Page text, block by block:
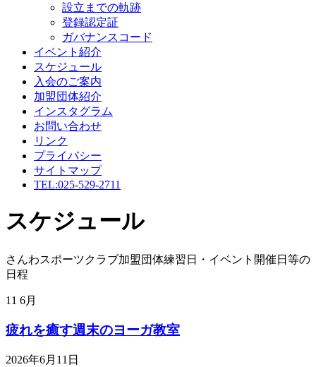
設立までの軌跡
登録認定証
ガバナンスコード
イベント紹介
スケジュール
入会のご案内
加盟団体紹介
インスタグラム
お問い合わせ
リンク
プライバシー
サイトマップ
TEL:025-529-2711
スケジュール
さんわスポーツクラブ加盟団体練習日・イベント開催日等の
日程
11 6月
疲れを癒す週末のヨーガ教室
2026年6月11日